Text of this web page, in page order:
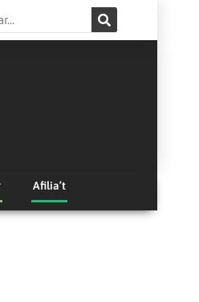
Afilia’t